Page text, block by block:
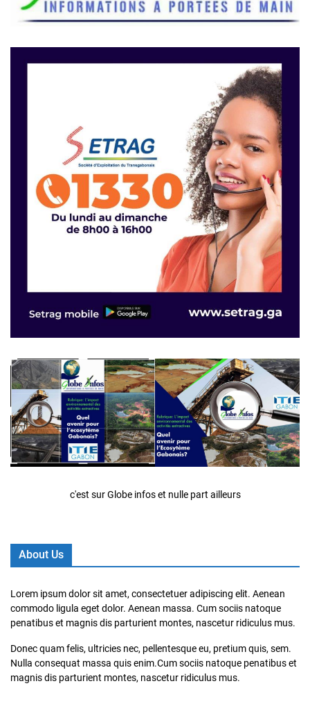
c'est sur Globe infos et nulle part ailleurs
About Us
Lorem ipsum dolor sit amet, consectetuer adipiscing elit. Aenean
commodo ligula eget dolor. Aenean massa. Cum sociis natoque
penatibus et magnis dis parturient montes, nascetur ridiculus mus.
Donec quam felis, ultricies nec, pellentesque eu, pretium quis, sem.
Nulla consequat massa quis enim.Cum sociis natoque penatibus et
magnis dis parturient montes, nascetur ridiculus mus.